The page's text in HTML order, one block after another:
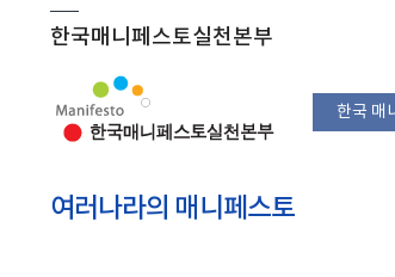
한국매니페스토실천본부
한국 매
여러나라의 매니페스토